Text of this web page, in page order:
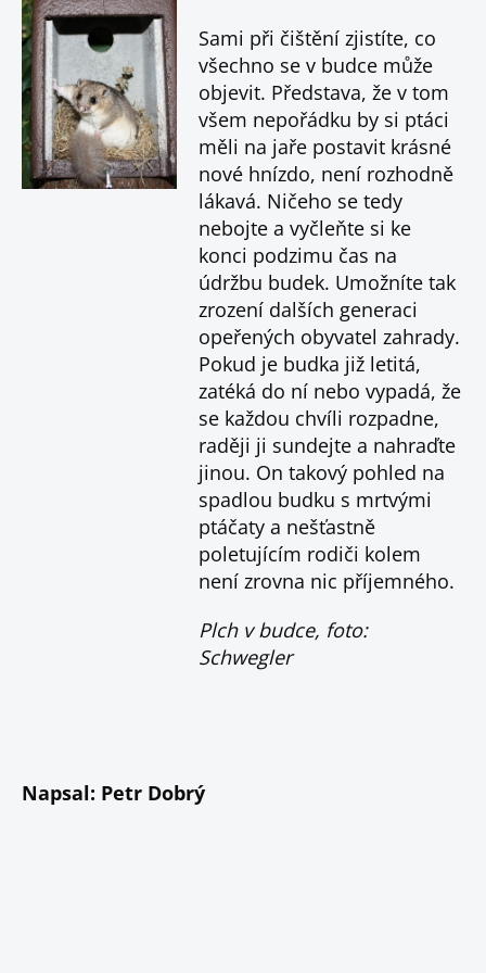
Sami při čištění zjistíte, co
všechno se v budce může
objevit. Představa, že v tom
všem nepořádku by si ptáci
měli na jaře postavit krásné
nové hnízdo, není rozhodně
lákavá. Ničeho se tedy
nebojte a vyčleňte si ke
konci podzimu čas na
údržbu budek. Umožníte tak
zrození dalších generaci
opeřených obyvatel zahrady.
Pokud je budka již letitá,
zatéká do ní nebo vypadá, že
se každou chvíli rozpadne,
raději ji sundejte a nahraďte
jinou. On takový pohled na
spadlou budku s mrtvými
ptáčaty a nešťastně
poletujícím rodiči kolem
není zrovna nic příjemného.
Plch v budce, foto:
Schwegler
Napsal: Petr Dobrý